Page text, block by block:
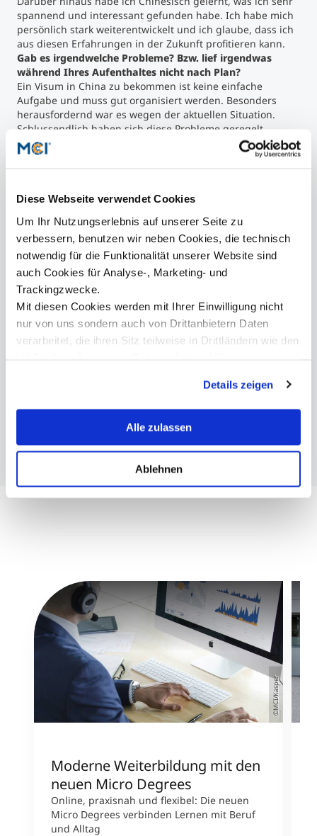
Diese Webseite verwendet Cookies
Um Ihr Nutzungserlebnis auf unserer Seite zu
verbessern, benutzen wir neben Cookies, die technisch
notwendig für die Funktionalität unserer Website sind
auch Cookies für Analyse-, Marketing- und
Trackingzwecke.
Mit diesen Cookies werden mit Ihrer Einwilligung nicht
nur von uns sondern auch von Drittanbietern Daten
verarbeitet, die ihren Sitz teilweise in Drittländern wie den
erklären Ihnen genau, was eine Datenübermittlung in die
USA bedeuten kann.
Details zeigen
Alle zulassen
Ablehnen
spannend und interessant gefunden habe. Ich habe mich
persönlich stark weiterentwickelt und ich glaube, dass ich
aus diesen Erfahrungen in der Zukunft profitieren kann.
Gab es irgendwelche Probleme? Bzw. lief irgendwas
während Ihres Aufenthaltes nicht nach Plan?
Ein Visum in China zu bekommen ist keine einfache
Aufgabe und muss gut organisiert werden. Besonders
herausfordernd war es wegen der aktuellen Situation.
Schlussendlich haben sich diese Probleme geregelt.
Welche Tipps und Empfehlungen würden Sie
Studierenden geben, die ein Auslandssemester planen?
bisschen Chinesisch lernen. Personen suchen, die schon
informieren, da es ganz anders ist als in Europa.
Eindrücke aus Shanghai und Umgebung. Foto: Melinda Papp
Weitere Informationen
Online
Master Corporate Governance & Finance
©MCI/Kasper
Moderne Weiterbildung mit den
neuen Micro Degrees
Online, praxisnah und flexibel: Die neuen
Micro Degrees verbinden Lernen mit Beruf
und Alltag